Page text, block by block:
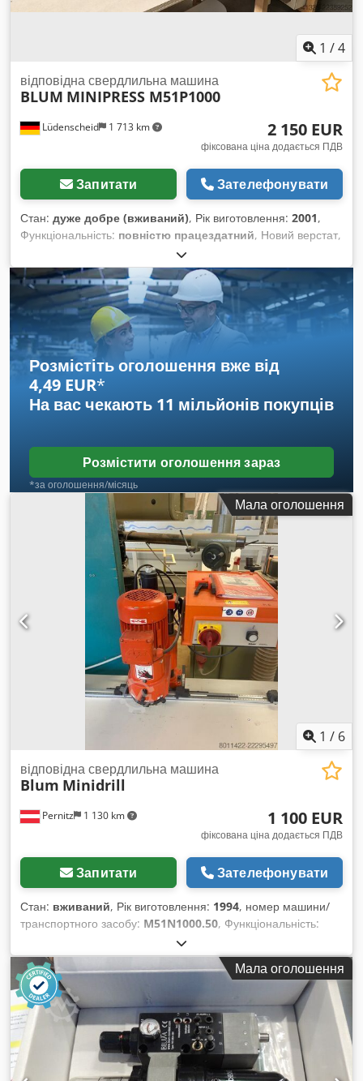
1 /4
Lüdenscheid 1 713 km
відповідна свердлильна машина
BLUM MINIPRESS M51P1000
2 150 EUR
фіксована ціна додається ПДВ
Запитати Зателефонувати
Стан: дуже добре (вживаний), Рік виготовлення: 2001,
Функціональність: повністю працездатний, Новий верстат,
придбаний у 2020 році. Ідеально підходить для:
Виробництва меблів Виробництва кухонь Столярних/
теслярських робіт Серійного свердління отворів для
фурнітури Blum та петель Технічні характеристики: 3 × 400
В 1,1 кВт Професійна промислова версія Верстат походить
з ліквідованої майстерні. Комплектація: Верстат
Crjdpfxjznkufs Aclof Насадки/аксесуари, нижня рама, як на
фотографіях Інструкція з експлуатації Огляд/тестовий
запуск можливий за домовленістю.
Розмістіть оголошення вже від
4,49 EUR*
На вас чекають 11 мільйонів покупців
Розмістити оголошення зараз
*за оголошення/місяць
Мала оголошення
1 / 6
Pernitz 1 130 km
відповідна свердлильна машина
Blum Minidrill
1 100 EUR
фіксована ціна додається ПДВ
Запитати Зателефонувати
Стан: вживаний, Рік виготовлення: 1994, номер машини/
транспортного засобу: M51N1000.50, Функціональність:
, потужність:
вхідна напруга:220 V, вхідна частота:50 Гц, Blum Minidrill
– свердлильний верстат із розмічальною лінійкою та
тумбою. Crodpfxjzkp Tlj Acljf Розміри тумби: довжина x
ширина x висота в см: 210 x 60 x 86 см.
Мала оголошення